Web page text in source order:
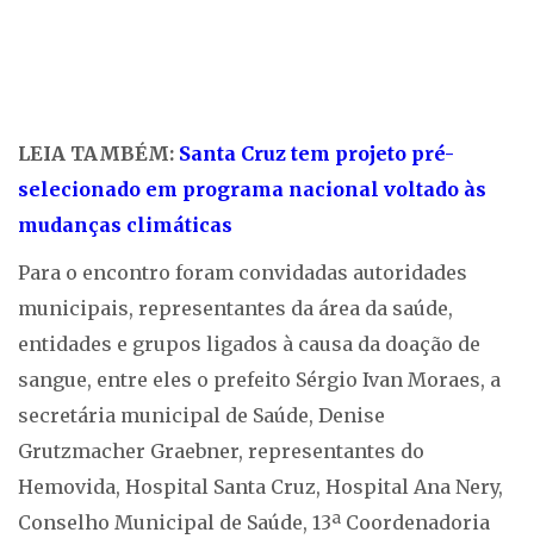
LEIA TAMBÉM: Santa Cruz tem projeto pré-
selecionado em programa nacional voltado às
mudanças climáticas
Para o encontro foram convidadas autoridades
municipais, representantes da área da saúde,
entidades e grupos ligados à causa da doação de
sangue, entre eles o prefeito Sérgio Ivan Moraes, a
secretária municipal de Saúde, Denise
Grutzmacher Graebner, representantes do
Hemovida, Hospital Santa Cruz, Hospital Ana Nery,
Conselho Municipal de Saúde, 13ª Coordenadoria